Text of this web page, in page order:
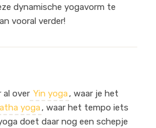
dynamische yogavorm te
vooral verder!
al over Yin yoga , waar je het
yoga , waar het tempo iets
doet daar nog een schepje